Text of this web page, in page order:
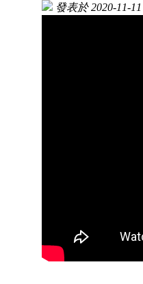
發表於 2020-11-